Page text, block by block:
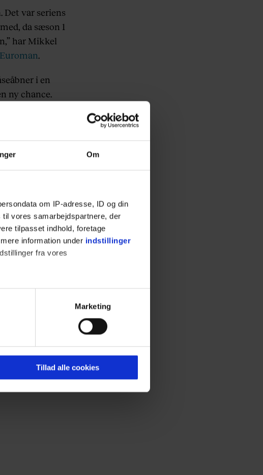
Om
om IP-adresse, ID og din
vores samarbejdspartnere, der
tilpasset indhold, foretage
information under indstillinger
fra vores
relevant journalistisk indhold til dig.
dig funktioner i forbindelse med
Marketing
Tillad alle cookies
var seriens
da sæson 1
har Mikkel
Euroman.
i en
ny chance.